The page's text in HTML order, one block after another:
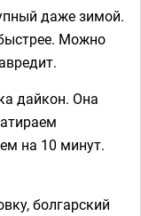
даже зимой.
Можно
дайкон. Она
на 10 минут.
болгарский